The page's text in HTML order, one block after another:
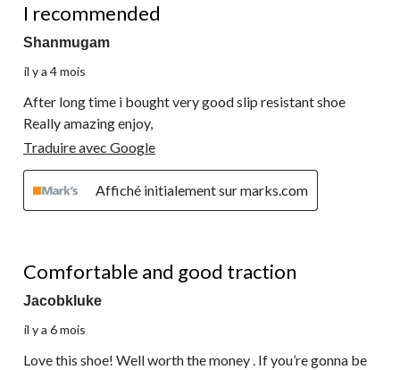
I recommended
Shanmugam
il y a 4 mois
After long time i bought very good slip resistant shoe
Really amazing enjoy,
Traduire avec Google
Affiché initialement sur marks.com
Comfortable and good traction
Jacobkluke
il y a 6 mois
Love this shoe! Well worth the money . If you’re gonna be